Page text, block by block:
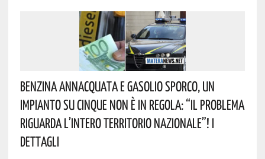
Benzina Annacquata E Gasolio Sporco, Un
Impianto Su Cinque Non È In Regola: “il Problema
Riguarda L’intero Territorio Nazionale”! I
Dettagli